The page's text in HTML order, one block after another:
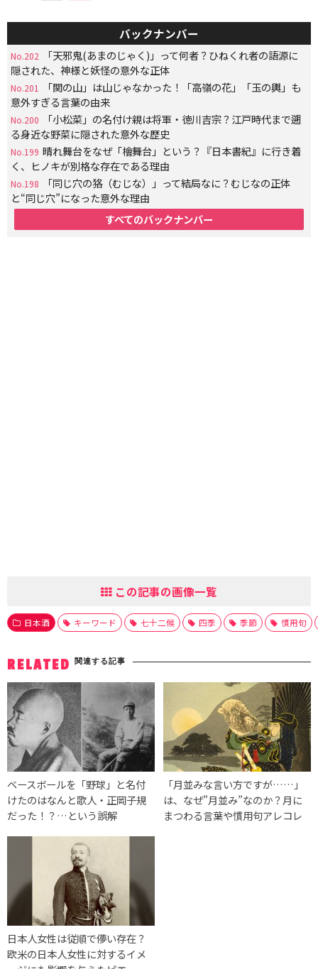
バックナンバー
No.202
「天邪鬼(あまのじゃく)」って何者？ひねくれ者の語源に
隠された、神様と妖怪の意外な正体
No.201
「関の山」は山じゃなかった！「高嶺の花」「玉の輿」も
意外すぎる言葉の由来
No.200
「小松菜」の名付け親は将軍・徳川吉宗？江戸時代まで遡
る身近な野菜に隠された意外な歴史
No.199 晴れ舞台をなぜ「檜舞台」という？『日本書紀』に行き着
く、ヒノキが別格な存在である理由
No.198
「同じ穴の狢（むじな）」って結局なに？むじなの正体
と“同じ穴”になった意外な理由
すべてのバックナンバー
この記事の画像一覧
日本酒 キーワード 七十二候 四季 季節 慣用句
RELATED 関連する記事
ベースボールを「野球」と名付
けたのはなんと歌人・正岡子規
だった！？…という誤解
「月並みな言い方ですが……」
は、なぜ”月並み”なのか？月に
まつわる言葉や慣用句アレコレ
日本人女性は従順で儚い存在？
欧米の日本人女性に対するイメ